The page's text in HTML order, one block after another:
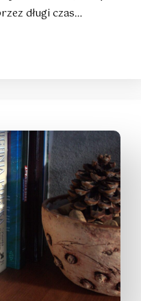
długi czas…